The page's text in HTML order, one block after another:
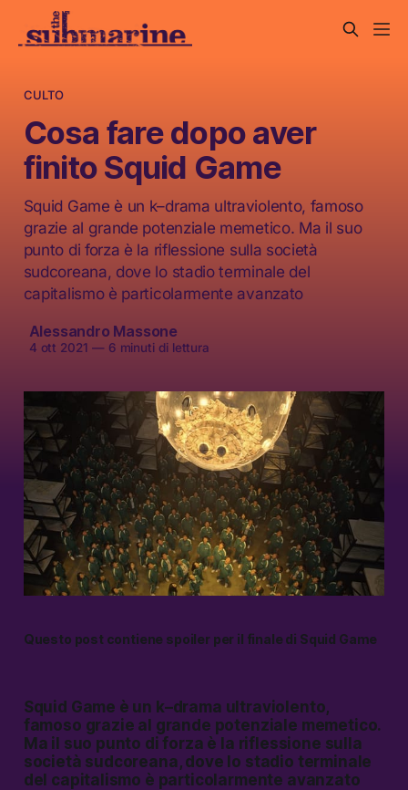
CULTO
Cosa fare dopo aver
finito Squid Game
Squid Game è un k–drama ultraviolento, famoso
grazie al grande potenziale memetico. Ma il suo
punto di forza è la riflessione sulla società
sudcoreana, dove lo stadio terminale del
capitalismo è particolarmente avanzato
Alessandro Massone
4 ott 2021 —6 minuti di lettura
Questo post contiene spoiler per il finale di Squid Game
Squid Game è un k–drama ultraviolento,
famoso grazie al grande potenziale memetico.
Ma il suo punto di forza è la riflessione sulla
società sudcoreana, dove lo stadio terminale
del capitalismo è particolarmente avanzato